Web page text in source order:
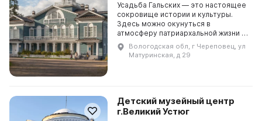
Усадьба Гальских — это настоящее
сокровище истории и культуры.
Здесь можно окунуться в
атмосферу патриархальной жизни и
полюбоваться на красоту дома,
конюшни, людские избы, амбары,
маслобойни, круглог...
Вологодская обл, г Череповец, ул
Матуринская, д 29
Детский музейный центр
г.Великий Устюг